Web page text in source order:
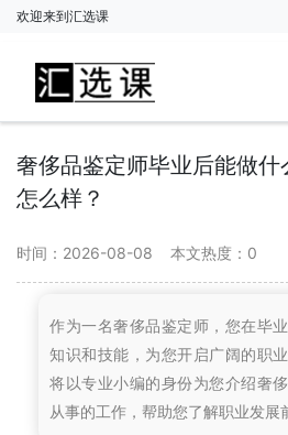
欢迎来到汇选课
奢侈品鉴定师毕业后能做
怎么样？
时间：2026-08-08 本文热度： 0
作为一名奢侈品鉴定师，您在毕
知识和技能，为您开启广阔的职
将以专业小编的身份为您介绍奢
从事的工作，帮助您了解职业发展